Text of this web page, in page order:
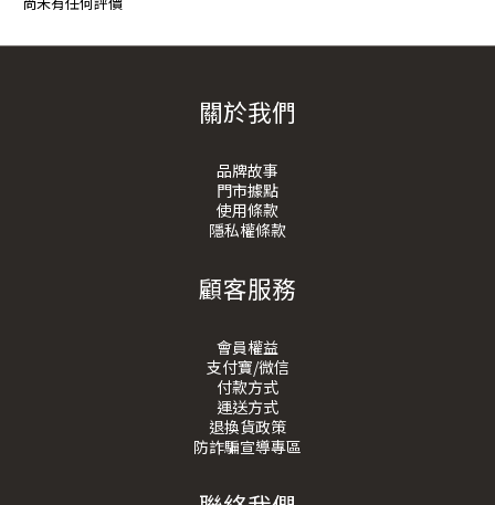
關於我們
品牌故事
門市據點
使用條款
隱私權條款
顧客服務
會員權益
支付寶/微信
付款方式
運送方式
退換貨政策
防詐騙宣導專區